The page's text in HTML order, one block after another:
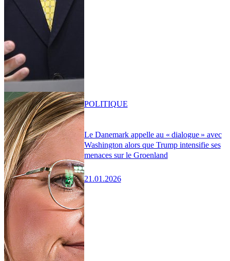
Le Danemark appelle au « dialogue » avec
Washington alors que Trump intensifie ses
menaces sur le Groenland
21.01.2026
POLITIQUE